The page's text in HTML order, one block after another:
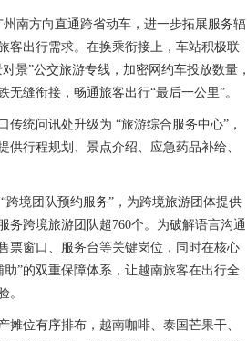
南方向直通跨省动车，进一步拓展服务辐
客出行需求。在换乘衔接上，车站积极联
景”公交旅游专线，加密网约车投放数量，
无缝衔接，畅通旅客出行“最后一公里”。
统问讯处升级为 “旅游综合服务中心”，
行程规划、景点介绍、应急药品补给、
境团队预约服务”，为跨境旅游团体提供
务跨境旅游团队超760个。为破解语言沟通
票窗口、服务台等关键岗位，同时在核心
”的双重保障体系，让越南旅客在出行全
。
位有序排布，越南咖啡、泰国芒果干、